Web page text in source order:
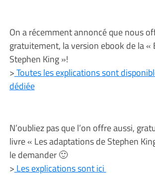
On a récemment annoncé que nous
gratuitement, la version ebook de la «
Stephen King »!
>Toutes les explications sont
dédiée
N’oubliez pas que l’on offre aussi,
livre « Les adaptations de Stephen
le demander 🙂
> Les explications sont ici